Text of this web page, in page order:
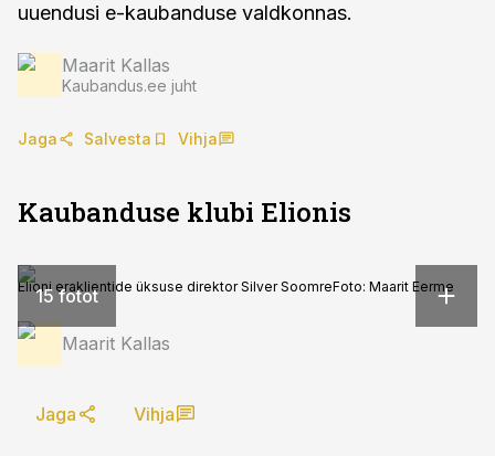
uuendusi e-kaubanduse valdkonnas.
Maarit Kallas
Kaubandus.ee juht
Jaga Salvesta Vihja
Kaubanduse klubi Elionis
15 fotot
Elioni eraklientide üksuse direktor Silver SoomreFoto: Maarit Eerme
Maarit Kallas
Jaga Vihja